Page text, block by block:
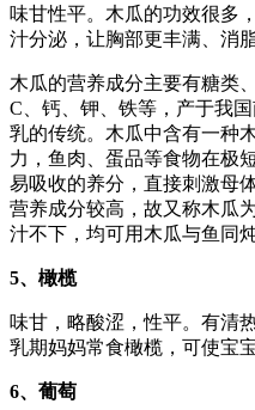
味甘性平。木瓜的功效很多
汁分泌，让胸部更丰满、消
木瓜的营养成分主要有糖类
C、钙、钾、铁等，产于我
乳的传统。木瓜中含有一种
力，鱼肉、蛋品等食物在极
易吸收的养分，直接刺激母
营养成分较高，故又称木瓜
汁不下，均可用木瓜与鱼同
5、橄榄
味甘，略酸涩，性平。有清
乳期妈妈常食橄榄，可使宝
6、葡萄